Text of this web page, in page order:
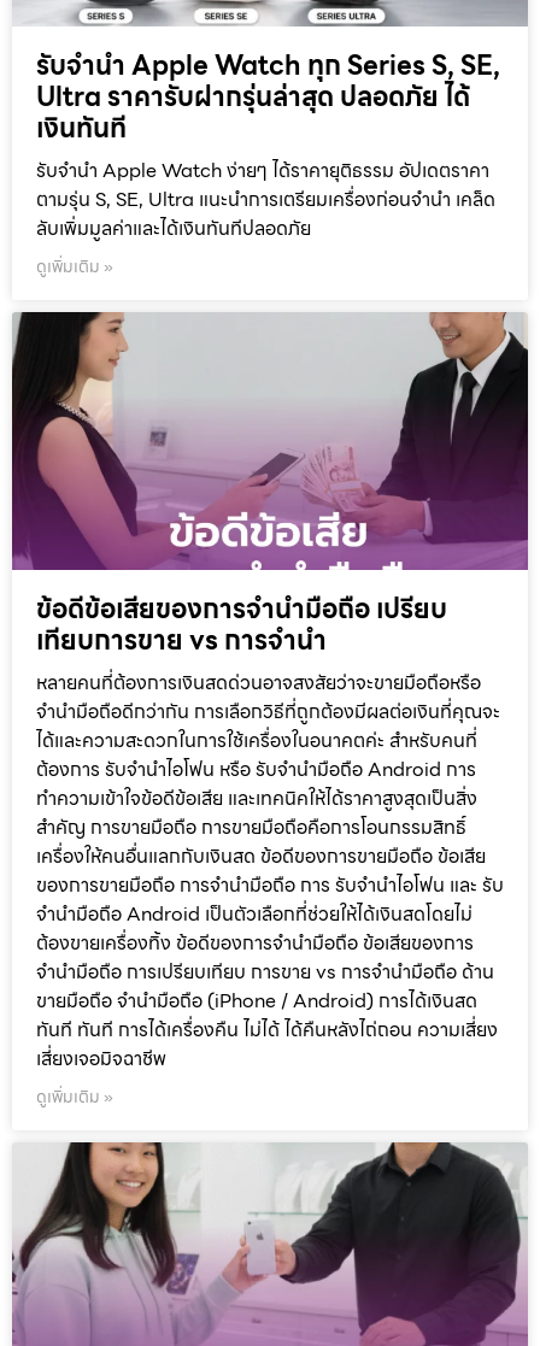
รับจำนำ Apple Watch ทุก Series S, SE,
Ultra ราคารับฝากรุ่นล่าสุด ปลอดภัย ได้
เงินทันที
รับจำนำ Apple Watch ง่ายๆ ได้ราคายุติธรรม อัปเดตราคา
ตามรุ่น S, SE, Ultra แนะนำการเตรียมเครื่องก่อนจำนำ เคล็ด
ลับเพิ่มมูลค่าและได้เงินทันทีปลอดภัย
ดูเพิ่มเติม »
ข้อดีข้อเสียของการจำนำมือถือ เปรียบ
เทียบการขาย vs การจำนำ
หลายคนที่ต้องการเงินสดด่วนอาจสงสัยว่าจะขายมือถือหรือ
จำนำมือถือดีกว่ากัน การเลือกวิธีที่ถูกต้องมีผลต่อเงินที่คุณจะ
ได้และความสะดวกในการใช้เครื่องในอนาคตค่ะ สำหรับคนที่
ต้องการ รับจำนำไอโฟน หรือ รับจำนำมือถือ Android การ
ทำความเข้าใจข้อดีข้อเสีย และเทคนิคให้ได้ราคาสูงสุดเป็นสิ่ง
สำคัญ การขายมือถือ การขายมือถือคือการโอนกรรมสิทธิ์
เครื่องให้คนอื่นแลกกับเงินสด ข้อดีของการขายมือถือ ข้อเสีย
ของการขายมือถือ การจำนำมือถือ การ รับจำนำไอโฟน และ รับ
จำนำมือถือ Android เป็นตัวเลือกที่ช่วยให้ได้เงินสดโดยไม่
ต้องขายเครื่องทิ้ง ข้อดีของการจำนำมือถือ ข้อเสียของการ
จำนำมือถือ การเปรียบเทียบ การขาย vs การจำนำมือถือ ด้าน
ขายมือถือ จำนำมือถือ (iPhone / Android) การได้เงินสด
ทันที ทันที การได้เครื่องคืน ไม่ได้ ได้คืนหลังไถ่ถอน ความเสี่ยง
เสี่ยงเจอมิจฉาชีพ
ดูเพิ่มเติม »